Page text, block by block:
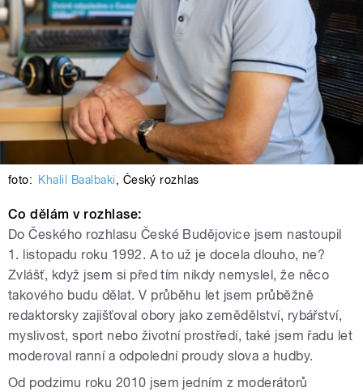
foto: Khalil Baalbaki, Český rozhlas
Co dělám v rozhlase:
Do Českého rozhlasu České Budějovice jsem nastoupil
1. listopadu roku 1992. A to už je docela dlouho, ne?
Zvlášť, když jsem si před tím nikdy nemyslel, že něco
takového budu dělat. V průběhu let jsem průběžně
redaktorsky zajišťoval obory jako zemědělství, rybářství,
myslivost, sport nebo životní prostředí, také jsem řadu let
moderoval ranní a odpolední proudy slova a hudby.
Od podzimu roku 2010 jsem jedním z moderátorů